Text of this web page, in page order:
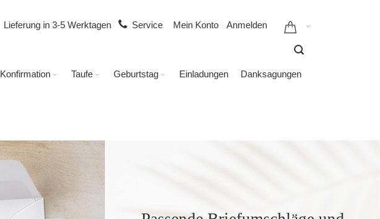
Mein Konto Anmelden
Lieferung in 3-5 Werktagen Service
Konfirmation Taufe Geburtstag Einladungen Danksagungen